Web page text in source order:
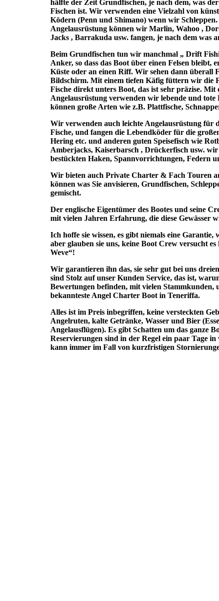
hälfte der Zeit Grundfischen, je nach dem, was
Fischen ist. Wir verwenden eine Vielzahl von
Ködern (Penn und Shimano) wenn wir
Angelausrüstung können wir Marlin, Wahoo ,
Jacks , Barrakuda usw. fangen, je nach dem was
Beim Grundfischen tun wir manchmal „ Drift
Anker, so dass das Boot über einen Felsen bleibt,
Küste oder an einen Riff. Wir sehen dann überall
Bildschirm. Mit einem tiefen Käfig füttern wir die
Fische direkt unters Boot, das ist sehr präzise. Mit
Angelausrüstung verwenden wir lebende und tote
können große Arten wie z.B. Plattfische,
Wir verwenden auch leichte Angelausrüstung für
Fische, und fangen die Lebendköder für die
Hering etc. und anderen guten Speisefisch wie
Amberjacks, Kaiserbarsch , Drückerfisch usw.
bestückten Haken, Spannvorrichtungen, Federn
Wir bieten auch Private Charter & Fach Touren
können was Sie anvisieren, Grundfischen,
gemischt.
Der englische Eigentümer des Bootes und seine
mit vielen Jahren Erfahrung, die diese Gewässer
Ich hoffe sie wissen, es gibt niemals eine Garantie,
aber glauben sie uns, keine Boot Crew versucht
Weve“!
Wir garantieren ihn das, sie sehr gut bei uns
sind Stolz auf unser Kunden Service, das ist,
Bewertungen befinden, mit vielen Stammkunden,
bekannteste Angel Charter Boot in Teneriffa.
Alles ist im Preis inbegriffen, keine versteckten
Angelruten, kalte Getränke, Wasser und Bier
Angelausflügen). Es gibt Schatten um das ganze
Reservierungen sind in der Regel ein paar Tage
kann immer im Fall von kurzfristigen